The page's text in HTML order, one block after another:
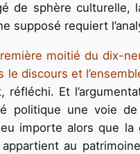
de sphère culturelle,
supposé requiert
moitié du dix-
le discours et
réfléchi. Et
politique une voie
importe alors que
au